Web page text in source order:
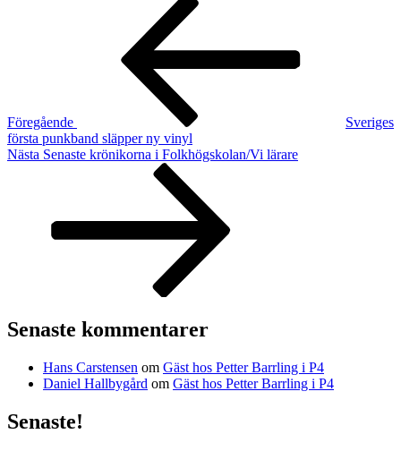
Föregående
Sveriges
första punkband släpper ny vinyl
Nästa
Nästa Senaste krönikorna i Folkhögskolan/Vi lärare
Senaste kommentarer
Hans Carstensen om Gäst hos Petter Barrling i P4
Daniel Hallbygård om Gäst hos Petter Barrling i P4
Senaste!